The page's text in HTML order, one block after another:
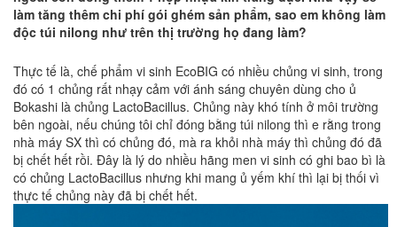
làm tăng thêm chi phí gói ghém sản phẩm, sao em không làm
độc túi nilong như trên thị trường họ đang làm?
Thực tế là, chế phẩm vi sinh EcoBIG có nhiều chủng vi sinh, trong
đó có 1 chủng rất nhạy cảm với ánh sáng chuyên dùng cho ủ
Bokashi là chủng LactoBacillus. Chủng này khó tính ở môi trường
bên ngoài, nếu chúng tôi chỉ đóng bằng túi nilong thì e rằng trong
nhà máy SX thì có chủng đó, mà ra khỏi nhà máy thì chủng đó đã
bị chết hết rồi. Đây là lý do nhiều hãng men vi sinh có ghi bao bì là
có chủng LactoBacillus nhưng khi mang ủ yếm khí thì lại bị thối vì
thực tế chủng này đã bị chết hết.